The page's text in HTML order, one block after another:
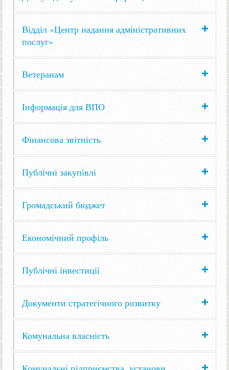
Відділ «Центр надання адміністративних
послуг»
Ветеранам
Інформація для ВПО
Фінансова звітність
Публічні закупівлі
Громадський бюджет
Економічний профіль
Публічні інвестиції
Документи стратегічного розвитку
Комунальна власність